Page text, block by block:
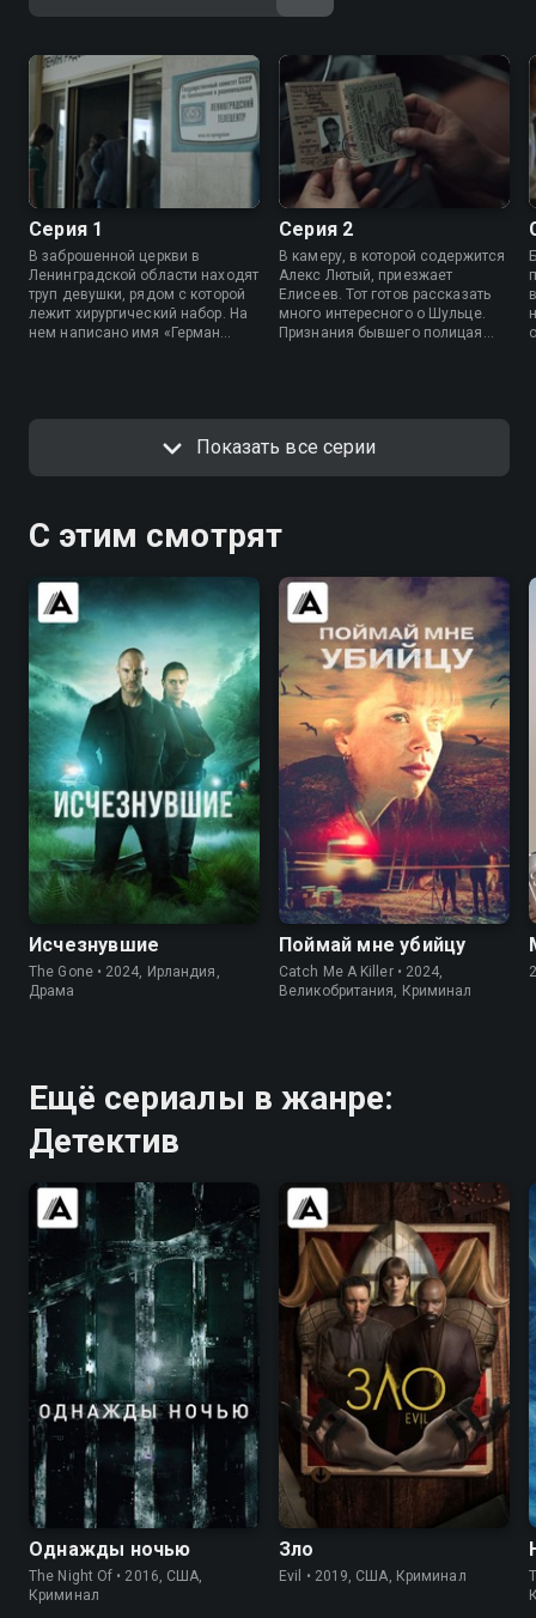
Серия 1
В заброшенной церкви в
Ленинградской области находят
труп девушки, рядом с которой
лежит хирургический набор. На
нем написано имя «Герман
Серия 2
В камеру, в которой содержится
Алекс Лютый, приезжает
Елисеев. Тот готов рассказать
много интересного о Шульце.
Признания бывшего полицая
Показать все серии
С этим смотрят
7.0 6.9
Исчезнувшие
The Gone • 2024, Ирландия,
Драма
7.2 7.1
Поймай мне убийцу
Catch Me A Killer • 2024,
Великобритания, Криминал
Ещё сериалы в жанре:
Детектив
7.8 8.4
Однажды ночью
The Night Of • 2016, США,
Криминал
7.7
Зло
Evil • 2019, США, Криминал